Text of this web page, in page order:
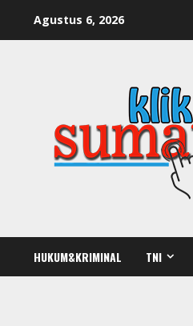
Agustus 6, 2026
HUKUM&KRIMINAL TNI